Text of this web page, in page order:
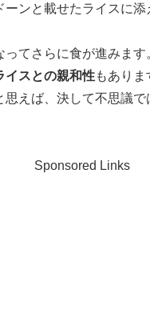
ーンと載せたライスに添
てさらに食が進みます
イスとの親和性もあり
思えば、決して不思議で
Sponsored Links